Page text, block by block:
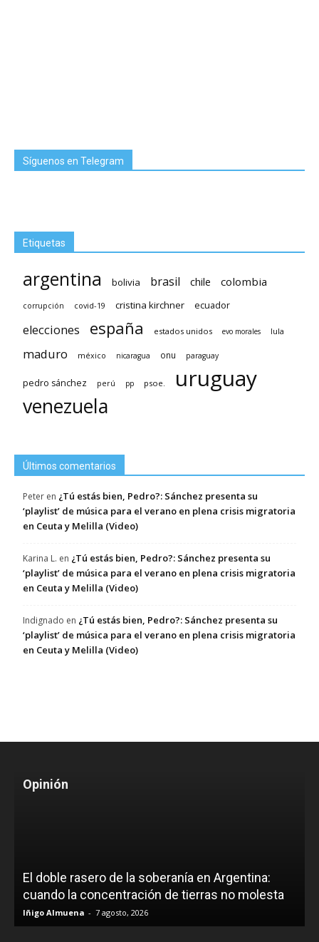
Síguenos en Telegram
Etiquetas
argentina bolivia brasil chile colombia
corrupción covid-19 cristina kirchner ecuador
elecciones españa estados unidos evo morales lula
maduro méxico nicaragua onu paraguay
pedro sánchez perú pp psoe. uruguay
venezuela
Últimos comentarios
Peter en ¿Tú estás bien, Pedro?: Sánchez presenta su
‘playlist’ de música para el verano en plena crisis migratoria
en Ceuta y Melilla (Video)
Karina L. en ¿Tú estás bien, Pedro?: Sánchez presenta su
‘playlist’ de música para el verano en plena crisis migratoria
en Ceuta y Melilla (Video)
Indignado en ¿Tú estás bien, Pedro?: Sánchez presenta su
‘playlist’ de música para el verano en plena crisis migratoria
en Ceuta y Melilla (Video)
Opinión
El doble rasero de la soberanía en Argentina:
cuando la concentración de tierras no molesta
Iñigo Almuena - 7 agosto, 2026